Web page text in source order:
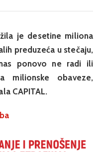
je desetine miliona
preduzeća u stečaju,
ponovo ne radi ili
milionske obaveze,
CAPITAL.